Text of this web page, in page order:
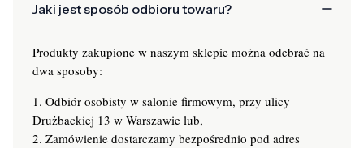
Jaki jest sposób odbioru towaru?
Produkty zakupione w naszym sklepie można odebrać na
dwa sposoby:
1. Odbiór osobisty w salonie firmowym, przy ulicy
Drużbackiej 13 w Warszawie lub,
2. Zamówienie dostarczamy bezpośrednio pod adres